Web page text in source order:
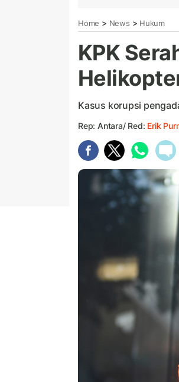
Home > News > Hukum
KPK
Kasus korupsi
Rep: Antara/ Red: Erik